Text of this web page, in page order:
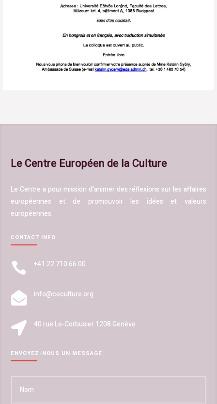
Le Centre Européen de la Culture
Le Centre a pour mission d’animer des réflexions sur les affaires
européennes et de promouvoir les idées et valeurs
européennes.
CONTACT INFO
 +41 22 710 66 00
 info@ceculture.org
 40 rue Le-Corbusier 1208 Genève
ENVOYEZ-NOUS UN MESSAGE